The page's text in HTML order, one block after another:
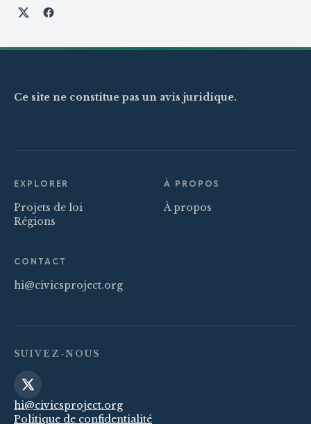
Partager sur X
Partager sur Facebook
Ce site ne constitue pas un avis juridique.
EXPLORER
Projets de loi
Régions
À PROPOS
À propos
CONTACT
hi@civicsproject.org
SUIVEZ-NOUS
hi@civicsproject.org
Politique de confidentialité